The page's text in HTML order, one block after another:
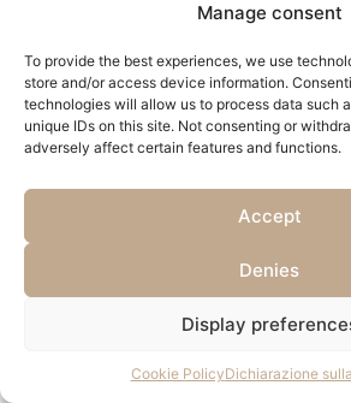
Manage consent
To provide the best experiences, we use
store and/or access device information.
technologies will allow us to process data such
unique IDs on this site. Not consenting or
adversely affect certain features and functions.
Accept
Denies
Display
Cookie PolicyDichiarazione
Social
Cart